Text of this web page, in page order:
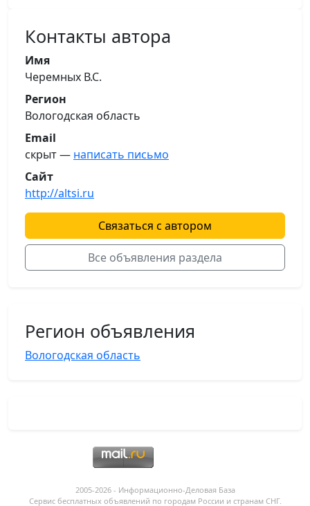
Контакты автора
Имя
Черемных В.С.
Регион
Вологодская область
Email
скрыт — написать письмо
Сайт
http://altsi.ru
Связаться с автором
Все объявления раздела
Регион объявления
Вологодская область
2005-2026 - Информационнo-Деловая База
Сервис бесплатных объявлений по городам России и странам СНГ.